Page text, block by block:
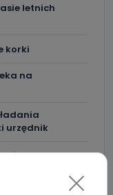
letnich
korki
na
urzędnik
na